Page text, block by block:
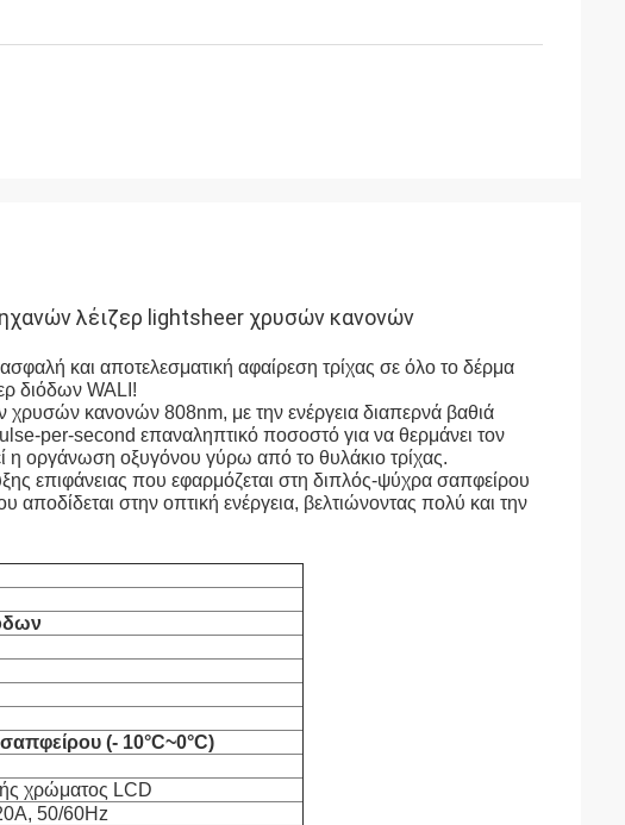
λέιζερ lightsheer χρυσών κανονών
και αποτελεσματική αφαίρεση τρίχας σε όλο το δέρμα
διόδων WALI!
χρυσών κανονών 808nm, με την ενέργεια διαπερνά βαθιά
per-second επαναληπτικό ποσοστό για να θερμάνει τον
η οργάνωση οξυγόνου γύρω από το θυλάκιο τρίχας.
επιφάνειας που εφαρμόζεται στη διπλός-ψύχρα σαπφείρου
στην οπτική ενέργεια, βελτιώνοντας πολύ και την
(- 10°C~0°C)
χρώματος LCD
50/60Hz